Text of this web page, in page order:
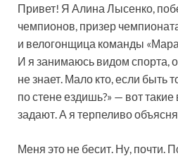
Привет! Я Алина Лысенко,
чемпионов, призер
и велогонщица команды
И я занимаюсь видом спорта,
не знает. Мало кто, если быть
по стене ездишь?» — вот
задают. А я терпеливо
Меня это не бесит. Ну, почти.